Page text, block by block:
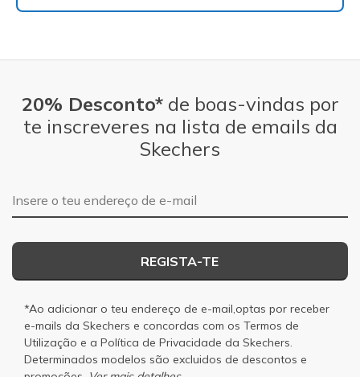
20% Desconto*de boas-vindas por
te inscreveres na lista de emails da
Skechers
Endereço de e-mail
REGISTA-TE
*Ao adicionar o teu endereço de e-mail,optas por receber
e-mails da Skechers e concordas com os Termos de
Utilização e a Política de Privacidade da Skechers.
Determinados modelos são excluidos de descontos e